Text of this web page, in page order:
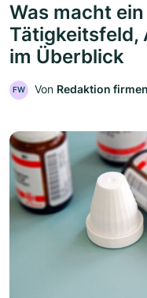
Was macht
Tätigkeitsfeld,
im Überblick
FW Von Redaktion